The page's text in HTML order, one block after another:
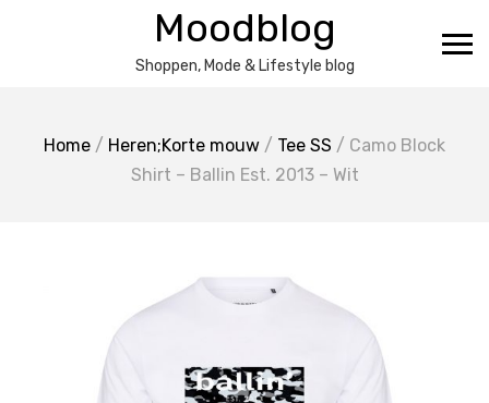
Moodblog
Shoppen, Mode & Lifestyle blog
Home / Heren;Korte mouw / Tee SS / Camo Block
Shirt – Ballin Est. 2013 – Wit